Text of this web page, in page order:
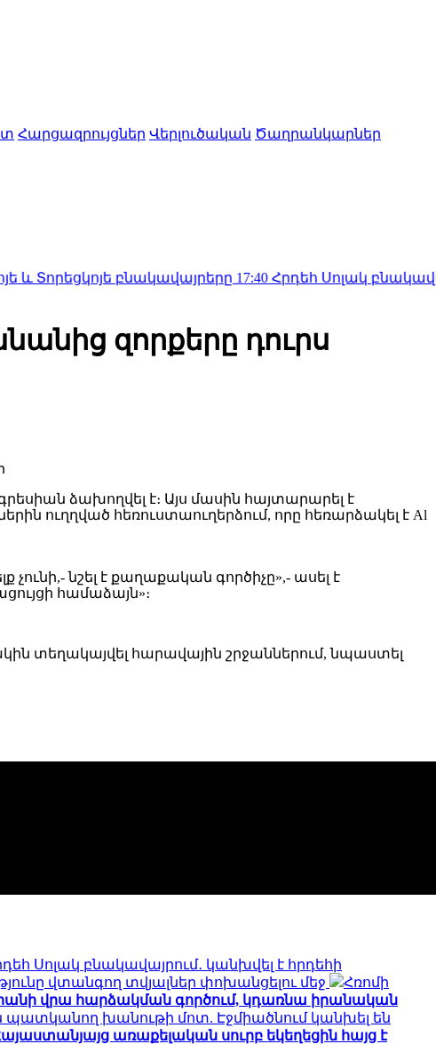
Հարցազրույցներ Վերլուծական Ծաղրանկարներ
բնակավայրերը17:40Հրդեհ Սոլակ բնակավայրում․
զորքերը դուրս
ձախողվել է։ Այս մասին հայտարարել է
ուղղված հեռուստաուղերձում, որը հեռարձակել է Al
չունի,- նշել է քաղաքական գործիչը»,- ասել է
համաձայն»։
տեղակայվել հարավային շրջաններում, նպաստել
Սոլակ բնակավայրում․ կանխվել է հրդեհի
վտանգող տվյալներ փոխանցելու մեջ
Հռոմի
վրա հարձակման գործում, կդառնա իրանական
պատկանող խանութի մոտ. Էջմիածնում կանխել են
առաքելական սուրբ եկեղեցին հայց է